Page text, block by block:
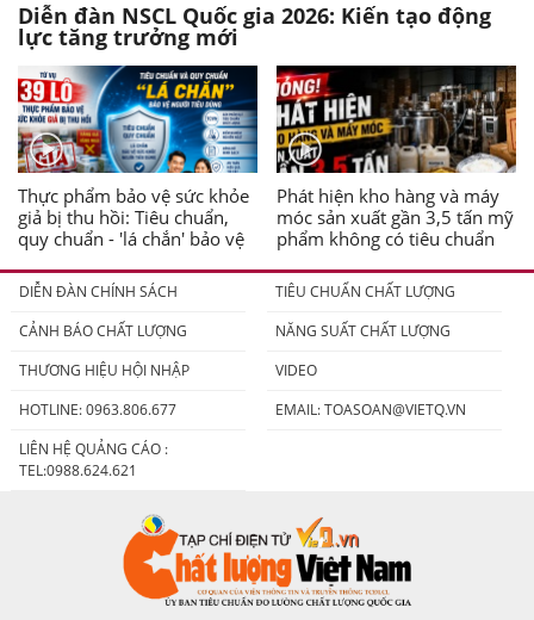
Diễn đàn NSCL Quốc gia 2026: Kiến tạo động
lực tăng trưởng mới
Thực phẩm bảo vệ sức khỏe
giả bị thu hồi: Tiêu chuẩn,
quy chuẩn - 'lá chắn' bảo vệ
Phát hiện kho hàng và máy
móc sản xuất gần 3,5 tấn mỹ
phẩm không có tiêu chuẩn
DIỄN ĐÀN CHÍNH SÁCH
TIÊU CHUẨN CHẤT LƯỢNG
CẢNH BÁO CHẤT LƯỢNG
NĂNG SUẤT CHẤT LƯỢNG
THƯƠNG HIỆU HỘI NHẬP
VIDEO
HOTLINE: 0963.806.677
EMAIL:TOASOAN@VIETQ.VN
LIÊN HỆ QUẢNG CÁO :
TEL:0988.624.621